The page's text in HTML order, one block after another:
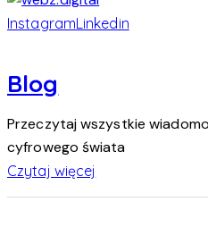
InstagramLinkedin
Blog
Przeczytaj wszystkie
cyfrowego świata
Czytaj więcej